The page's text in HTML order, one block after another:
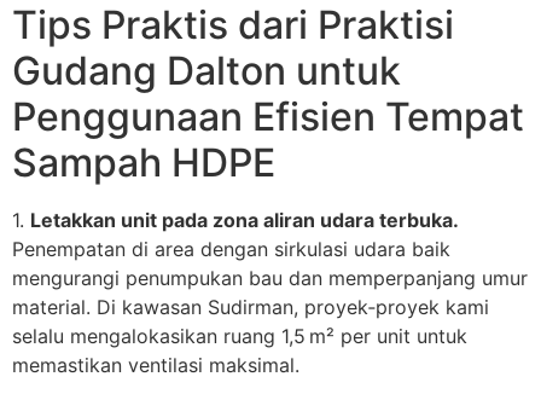
Tips Praktis dari Praktisi
Gudang Dalton untuk
Penggunaan Efisien Tempat
Sampah HDPE
1. Letakkan unit pada zona aliran udara terbuka.
Penempatan di area dengan sirkulasi udara baik
mengurangi penumpukan bau dan memperpanjang umur
material. Di kawasan Sudirman, proyek‑proyek kami
selalu mengalokasikan ruang 1,5 m² per unit untuk
memastikan ventilasi maksimal.